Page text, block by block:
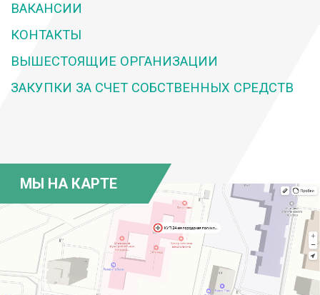
ВАКАНСИИ
КОНТАКТЫ
ВЫШЕСТОЯЩИЕ ОРГАНИЗАЦИИ
ЗАКУПКИ ЗА СЧЕТ СОБСТВЕННЫХ СРЕДСТВ
МЫ НА КАРТЕ